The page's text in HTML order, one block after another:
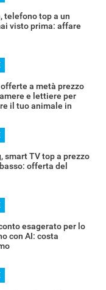
telefono top a un
visto prima: affare
a metà prezzo
e lettiere per
il tuo animale in
smart TV top a prezzo
offerta del
esagerato per lo
con AI: costa